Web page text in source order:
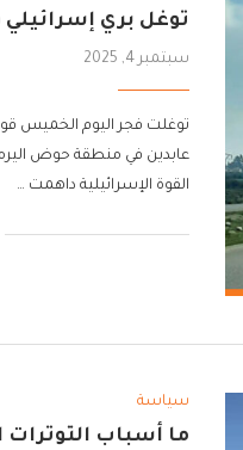
توغل بري إسرائيلي
سبتمبر 4, 2025
عابدين في منطقة حوض
القوة الإسرائيلية داهمت …
سياسة
ما أسباب التوترات